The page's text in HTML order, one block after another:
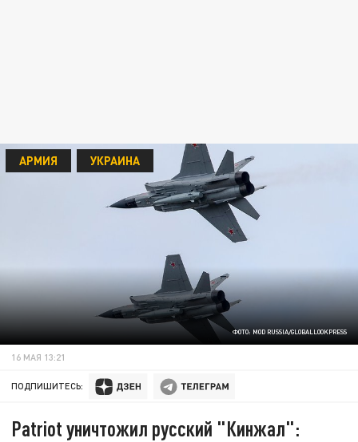
ФОТО: MOD RUSSIA/GLOBALLOOKPRESS
АРМИЯ УКРАИНА
16 МАЯ 13:21
ПОДПИШИТЕСЬ:
Patriot уничтожил русский "Кинжал":